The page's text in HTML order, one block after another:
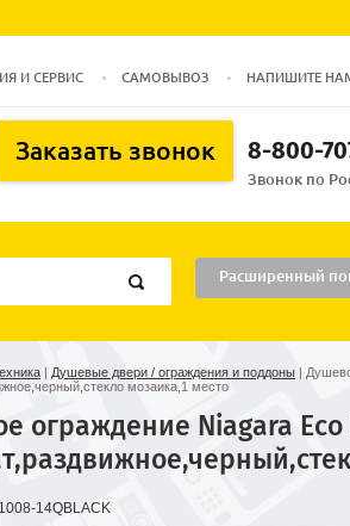
И СЕРВИС САМОВЫВОЗ НАПИШИТЕ
Заказать звонок 8-800-
Звонок по
Расширенный
| Душевые двери / ограждения и поддоны |
мозаика,1 место
ограждение Niagara Eco
14QBLACK